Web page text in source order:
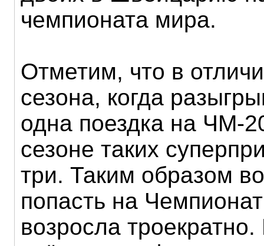
чемпионата мира.
Отметим, что в
сезона, когда
одна поездка на ЧМ-
сезоне таких
три. Таким образом
попасть на
возросла